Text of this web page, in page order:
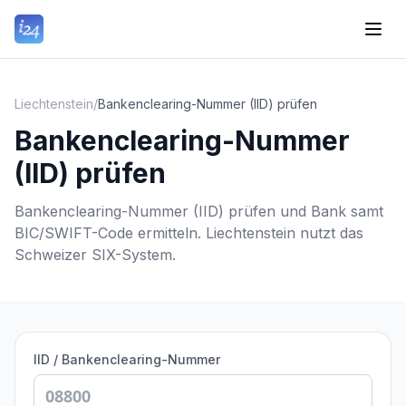
Liechtenstein/Bankenclearing-Nummer (IID) prüfen
Bankenclearing-Nummer
(IID) prüfen
Bankenclearing-Nummer (IID) prüfen und Bank samt
BIC/SWIFT-Code ermitteln. Liechtenstein nutzt das
Schweizer SIX-System.
IID / Bankenclearing-Nummer